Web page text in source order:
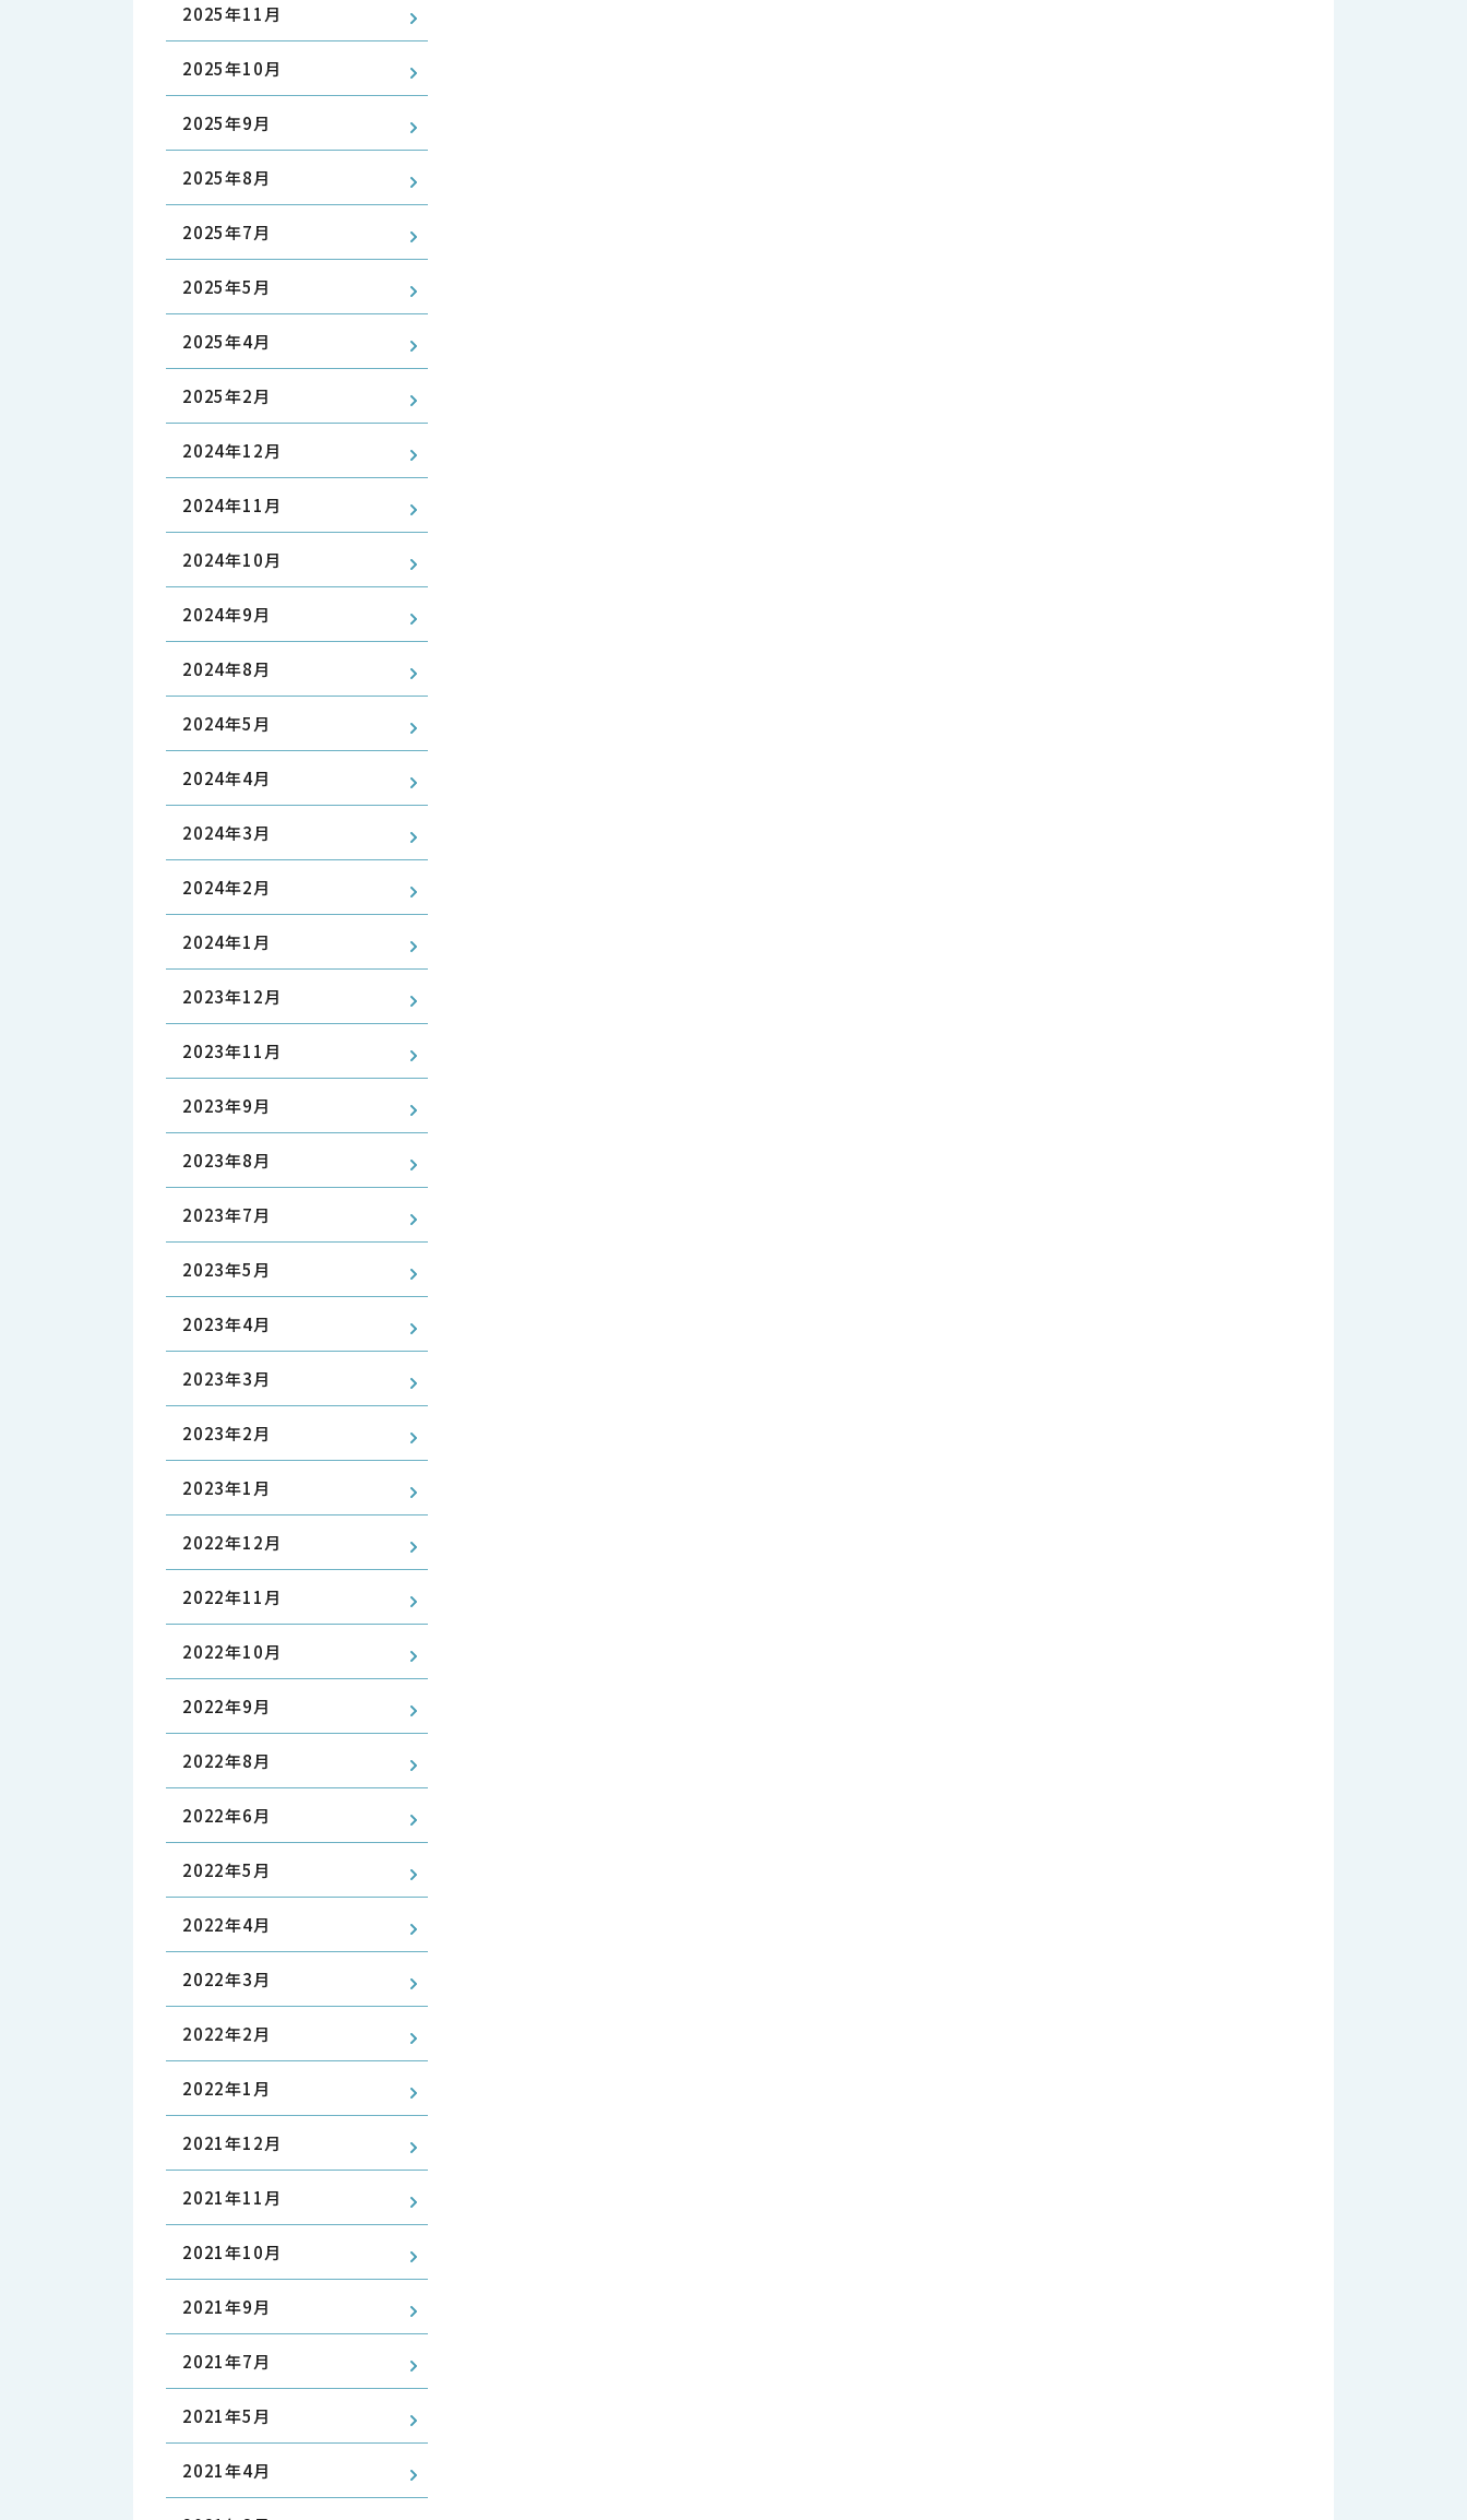
2025年11月
2025年10月
2025年9月
2025年8月
2025年7月
2025年5月
2025年4月
2025年2月
2024年12月
2024年11月
2024年10月
2024年9月
2024年8月
2024年5月
2024年4月
2024年3月
2024年2月
2024年1月
2023年12月
2023年11月
2023年9月
2023年8月
2023年7月
2023年5月
2023年4月
2023年3月
2023年2月
2023年1月
2022年12月
2022年11月
2022年10月
2022年9月
2022年8月
2022年6月
2022年5月
2022年4月
2022年3月
2022年2月
2022年1月
2021年12月
2021年11月
2021年10月
2021年9月
2021年7月
2021年5月
2021年4月